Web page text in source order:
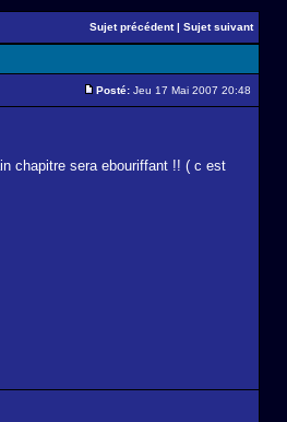
Sujet précédent| Sujet suivant
Posté: Jeu 17 Mai 2007 20:48
chapitre sera ebouriffant !! ( c est